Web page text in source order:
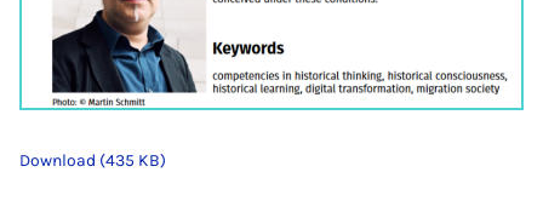
Download (435 KB)